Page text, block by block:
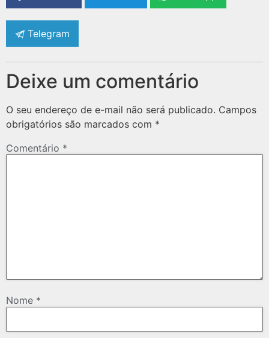
Telegram
Deixe um comentário
O seu endereço de e-mail não será publicado. Campos
obrigatórios são marcados com *
Comentário *
Nome *